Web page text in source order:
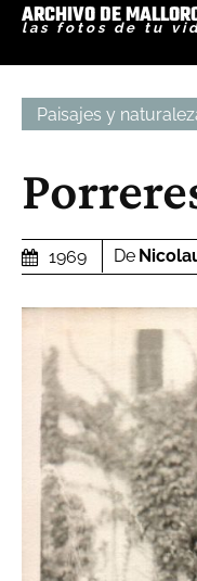
ARCHIVO DE
las fotos de tu
Paisajes y
1969 De